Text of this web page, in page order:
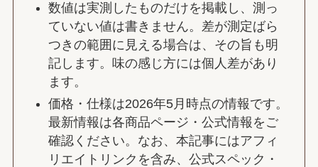
数値は実測したものだけを掲載し、測っ
ていない値は書きません。差が測定ばら
つきの範囲に見える場合は、その旨も明
記します。味の感じ方には個人差があり
ます。
価格・仕様は2026年5月時点の情報です。
最新情報は各商品ページ・公式情報をご
確認ください。なお、本記事にはアフィ
リエイトリンクを含み、公式スペック・